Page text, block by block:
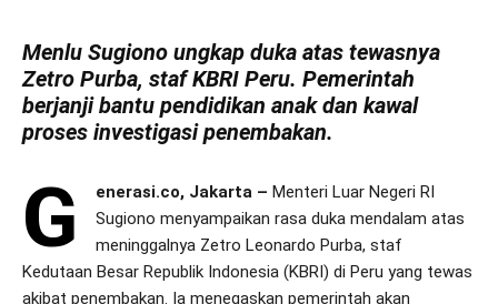
Menlu Sugiono ungkap duka atas tewasnya
Zetro Purba, staf KBRI Peru. Pemerintah
berjanji bantu pendidikan anak dan kawal
proses investigasi penembakan.
G enerasi.co, Jakarta – Menteri Luar Negeri RI
Sugiono menyampaikan rasa duka mendalam atas
meninggalnya Zetro Leonardo Purba, staf
Kedutaan Besar Republik Indonesia (KBRI) di Peru yang tewas
akibat penembakan. Ia menegaskan pemerintah akan